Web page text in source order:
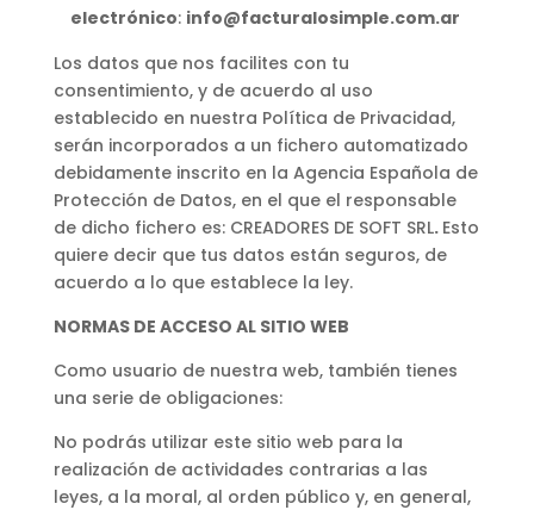
electrónico: info@facturalosimple.com.ar
Los datos que nos facilites con tu
consentimiento, y de acuerdo al uso
establecido en nuestra Política de Privacidad,
serán incorporados a un fichero automatizado
debidamente inscrito en la Agencia Española de
Protección de Datos, en el que el responsable
de dicho fichero es: CREADORES DE SOFT SRL. Esto
quiere decir que tus datos están seguros, de
acuerdo a lo que establece la ley.
NORMAS DE ACCESO AL SITIO WEB
Como usuario de nuestra web, también tienes
una serie de obligaciones:
No podrás utilizar este sitio web para la
realización de actividades contrarias a las
leyes, a la moral, al orden público y, en general,